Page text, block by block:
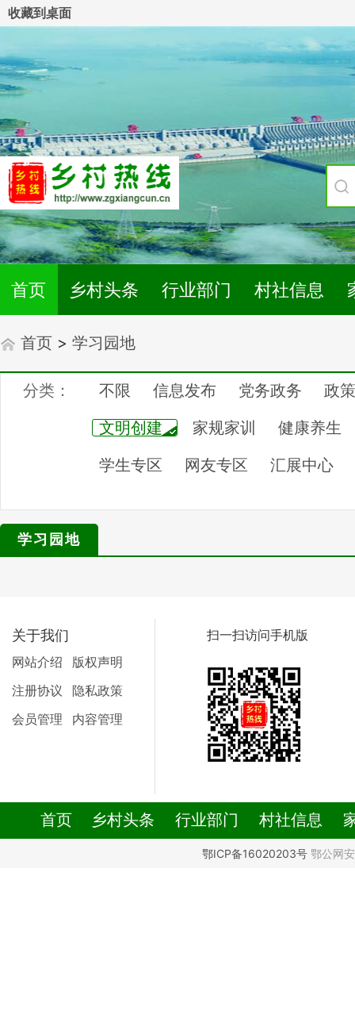
收藏到桌面
首页 乡村头条 行业部门 村社信息
首页 > 学习园地
分类： 不限 信息发布 党务政务
政
文明创建
家规家训
健康养生
学生专区
网友专区 汇展中心
学习园地
关于我们
网站介绍
版权声明
注册协议
隐私政策
会员管理
内容管理
扫一扫访问手机版
首页 乡村头条 行业部门 村社信息
鄂ICP备16020203号鄂公网